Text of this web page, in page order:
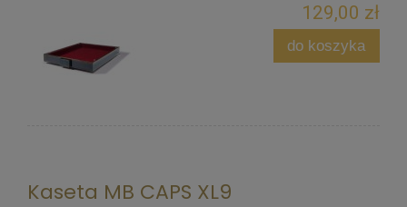
129,00 zł
do koszyka
Kaseta MB CAPS XL9